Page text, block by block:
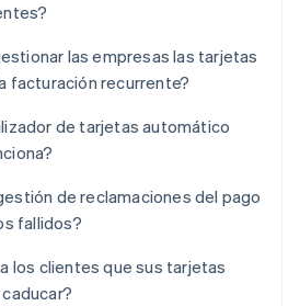
las empresas las tarjetas
facturación recurrente?
de tarjetas automático
de reclamaciones del pago
fallidos?
los clientes que sus tarjetas